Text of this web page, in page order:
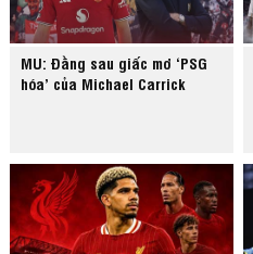
MU: Đằng sau giấc mơ ‘PSG
hóa’ của Michael Carrick